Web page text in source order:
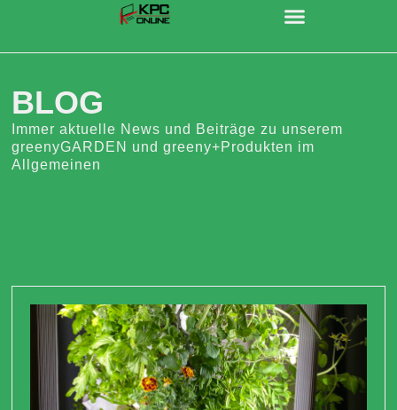
BLOG
Immer aktuelle News und Beiträge zu unserem
greenyGARDEN und greeny+Produkten im
Allgemeinen